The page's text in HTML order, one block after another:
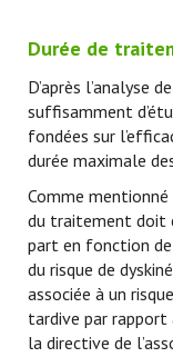
Durée de
D’après l’analyse de
suffisamment
fondées sur
durée maximale
Comme mentionné
du traitement doit
part en fonction
du risque de
associée à un
tardive par rapport
la directive de